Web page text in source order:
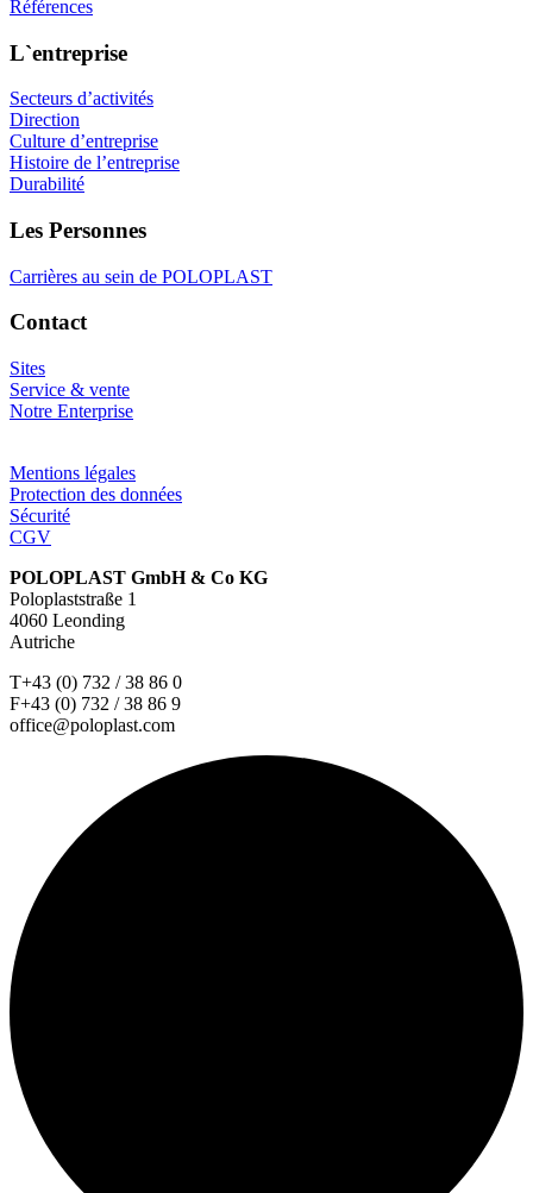
Références
L`entreprise
Secteurs d’activités
Direction
Culture d’entreprise
Histoire de l’entreprise
Durabilité
Les Personnes
Carrières au sein de POLOPLAST
Contact
Sites
Service & vente
Notre Enterprise
Mentions légales
Protection des données
Sécurité
CGV
POLOPLAST GmbH & Co KG
Poloplaststraße 1
4060 Leonding
Autriche
T+43 (0) 732 / 38 86 0
F+43 (0) 732 / 38 86 9
office@poloplast.com